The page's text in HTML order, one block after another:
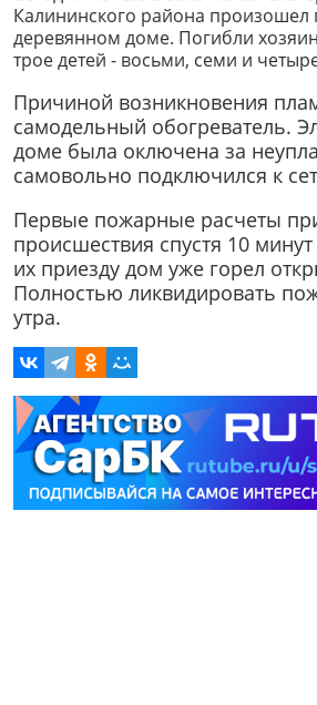
Калининского района произошел
деревянном доме. Погибли
трое детей - восьми, семи и
Причиной возникновения
самодельный обогреватель.
доме была оключена за
самовольно подключился к
Первые пожарные расчеты
происшествия спустя 10
их приезду дом уже горел
Полностью ликвидировать
утра.